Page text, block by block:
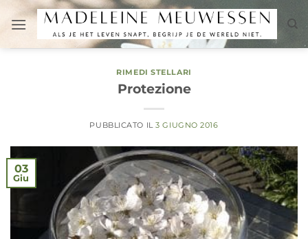
contenuti
RIMEDI STELLARI
Protezione
PUBBLICATO IL3 GIUGNO 2016
03
Giu